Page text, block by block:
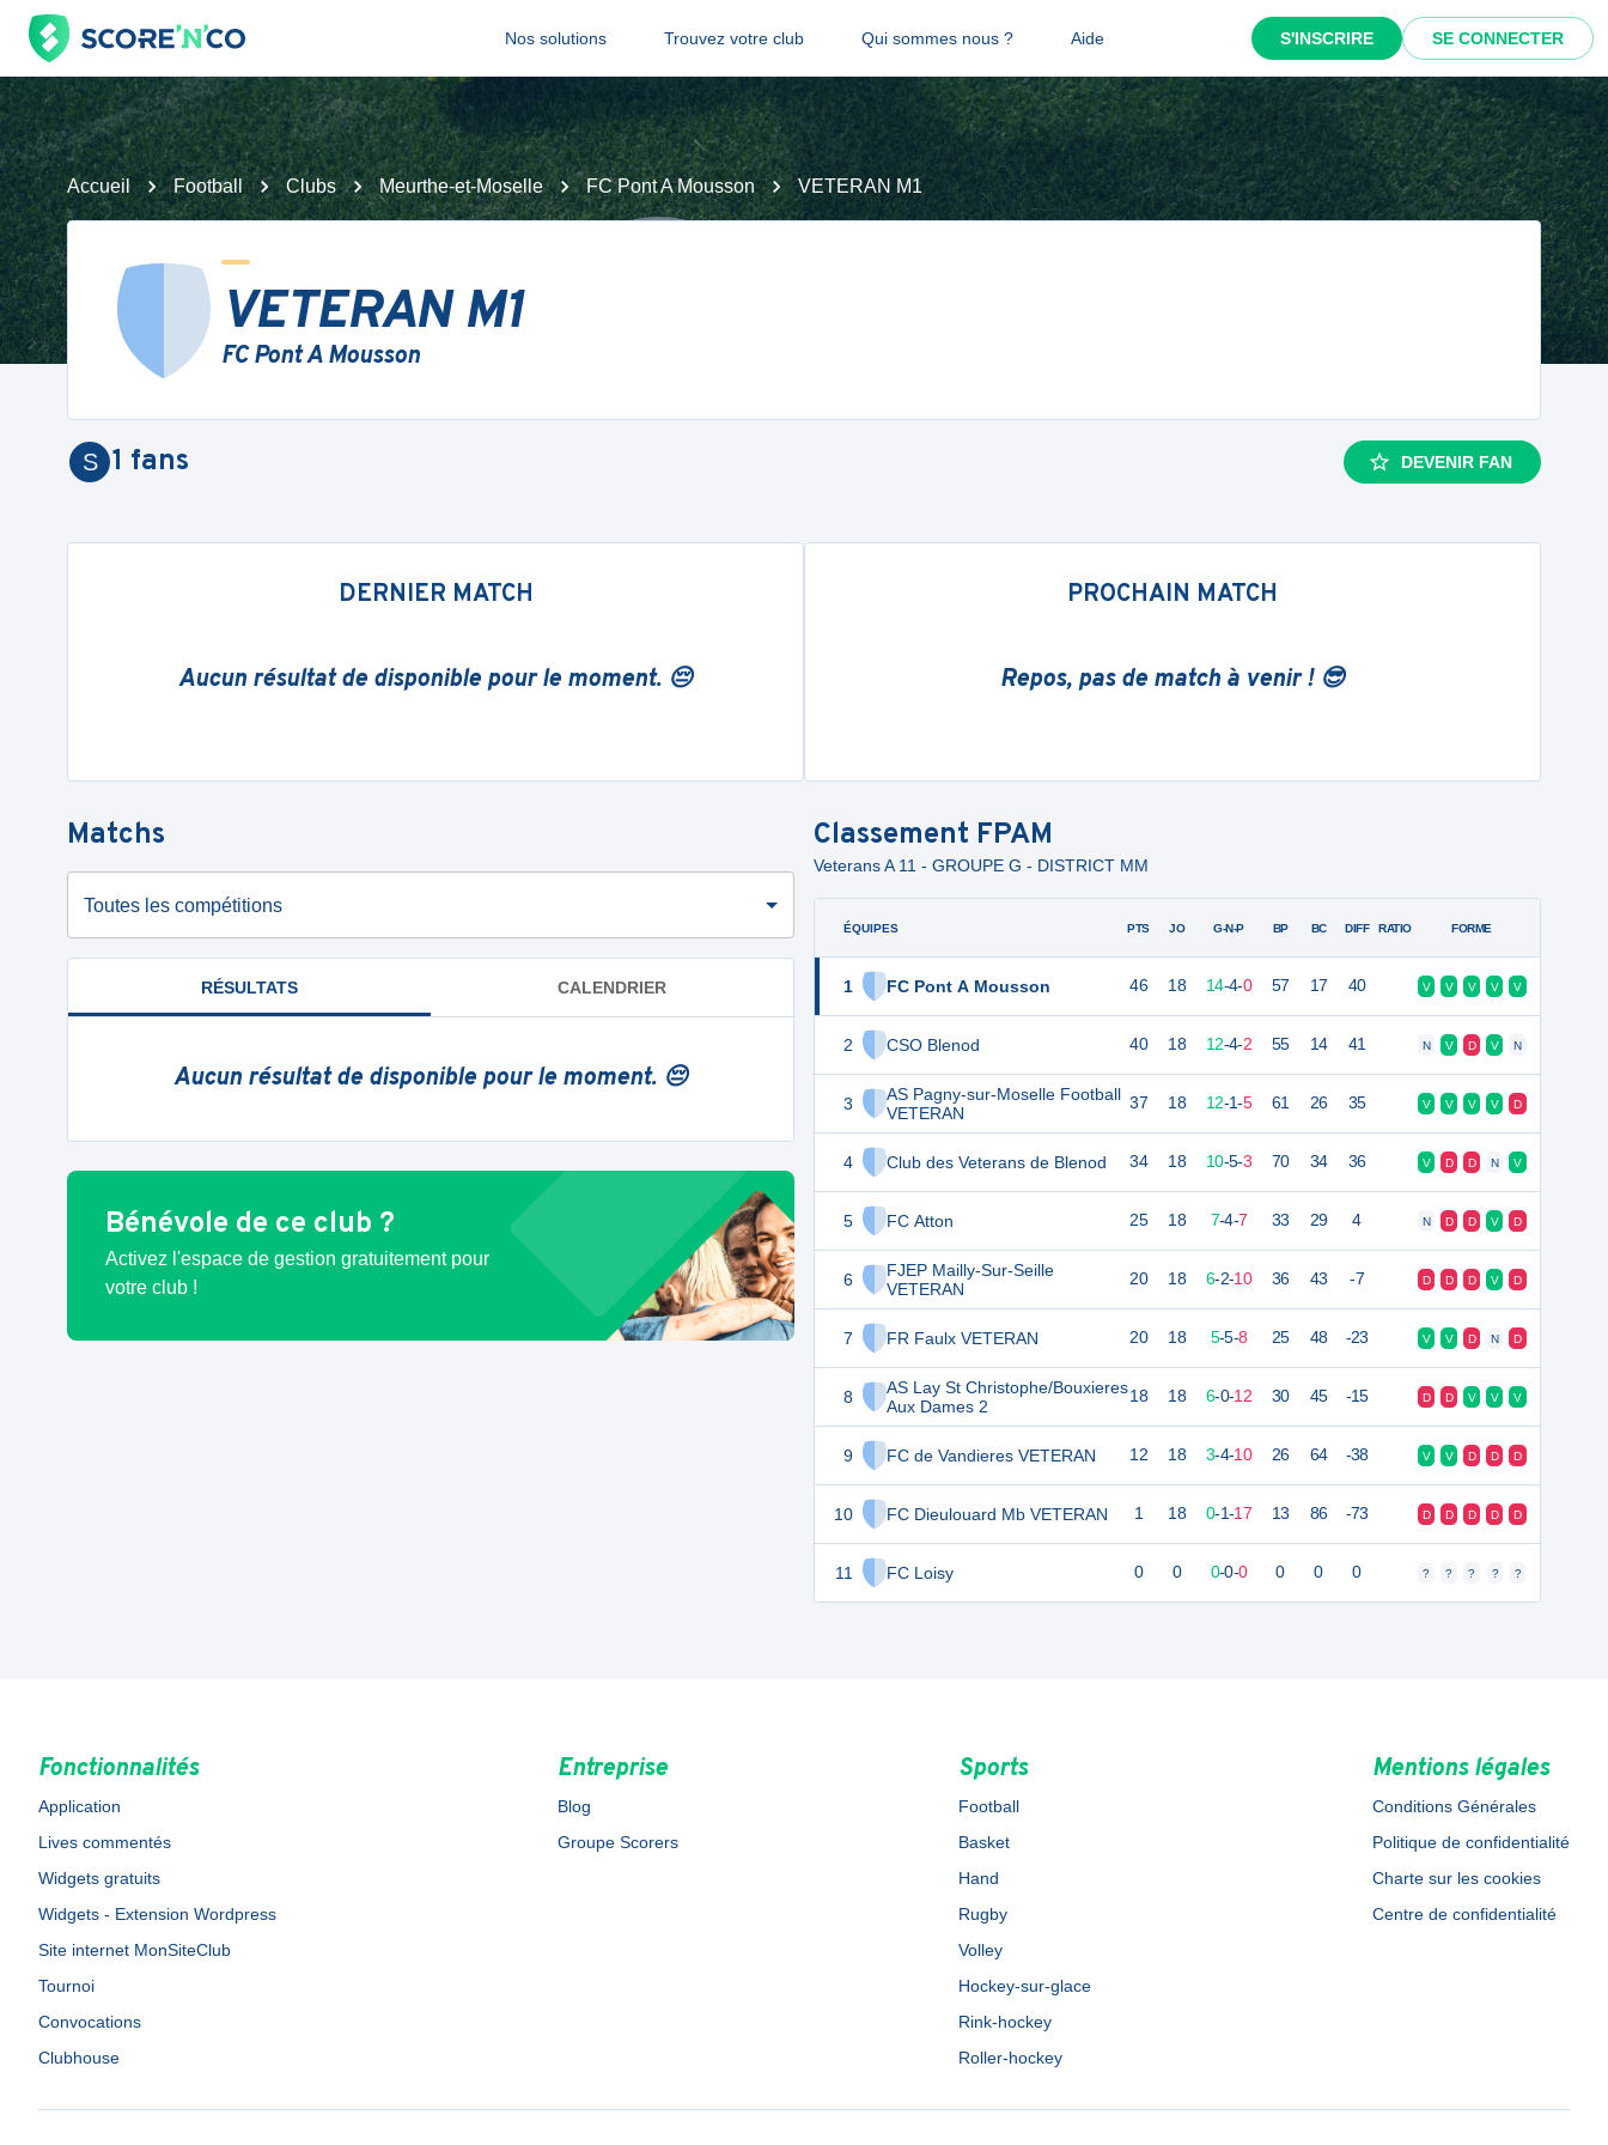
Nos solutions Trouvez votre club Qui sommes nous ? Aide S'INSCRIRE SE CONNECTER
Accueil Football Clubs Meurthe-et-Moselle FC Pont A Mousson VETERAN M1
VETERAN M1
FC Pont A Mousson
S 1 fans DEVENIR FAN
DERNIER MATCH
Aucun résultat de disponible pour le moment. 😔
PROCHAIN MATCH
Repos, pas de match à venir ! 😎
Matchs
Toutes les compétitions
RÉSULTATS CALENDRIER
Aucun résultat de disponible pour le moment. 😔
Bénévole de ce club ?
Activez l'espace de gestion gratuitement pour
votre club !
Classement FPAM
Veterans A 11 - GROUPE G - DISTRICT MM
ÉQUIPES
1 FC Pont A Mousson
2 CSO Blenod
3
AS Pagny-sur-Moselle Football
VETERAN
4 Club des Veterans de Blenod
5 FC Atton
6
FJEP Mailly-Sur-Seille
VETERAN
7 FR Faulx VETERAN
8
AS Lay St Christophe/Bouxieres
Aux Dames 2
9 FC de Vandieres VETERAN
10 FC Dieulouard Mb VETERAN
11 FC Loisy
PTS JO G-N-P BP BC DIFF RATIO FORME
46 18 14-4-0 57 17 40 V V V V V
40 18 12-4-2 55 14 41 N V D V N
37 18 12-1-5 61 26 35 V V V V D
34 18 10-5-3 70 34 36 V D D N V
25 18 7-4-7 33 29 4 N D D V D
20 18 6-2-10 36 43 -7 D D D V D
20 18 5-5-8 25 48 -23 V V D N D
18 18 6-0-12 30 45 -15 D D V V V
12 18 3-4-10 26 64 -38 V V D D D
1 18 0-1-17 13 86 -73 D D D D D
0 0 0-0-0 0 0 0 ? ? ? ? ?
Fonctionnalités
Application
Lives commentés
Widgets gratuits
Widgets - Extension Wordpress
Site internet MonSiteClub
Tournoi
Convocations
Clubhouse
Entreprise
Blog
Groupe Scorers
Sports
Football
Basket
Hand
Rugby
Volley
Hockey-sur-glace
Rink-hockey
Roller-hockey
Mentions légales
Conditions Générales
Politique de confidentialité
Charte sur les cookies
Centre de confidentialité